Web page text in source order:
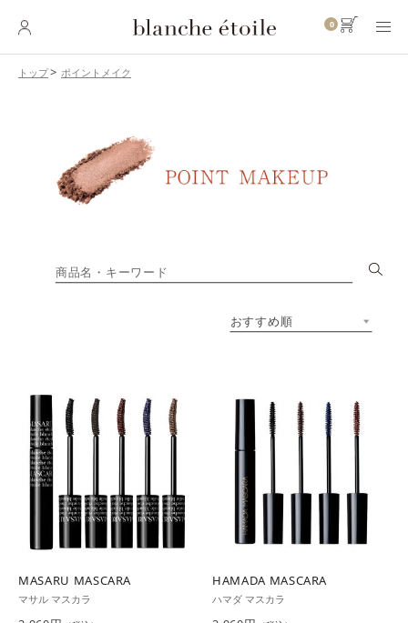
0
トップ ポイントメイク
MASARU MASCARA
マサル マスカラ
HAMADA MASCARA
ハマダ マスカラ
BASE MAKEUP ベースメイク
BODY・HAIR CARE ボディ・ヘアケア
TOOL ツール
JEWELRY
PERFUME 香水
OTHER